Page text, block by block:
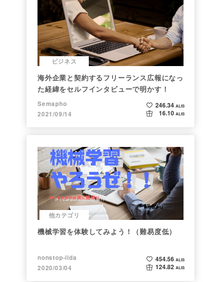
ビジネス
海外企業と契約するフリーランス広報になっ
た経緯をセルフインタビューで明かす！
Semapho
2021/09/14
246.34 ALIS
16.10 ALIS
他カテゴリ
機械学習を体験してみよう！（難易度低）
nonstop-iida
2020/03/04
454.56 ALIS
124.82 ALIS